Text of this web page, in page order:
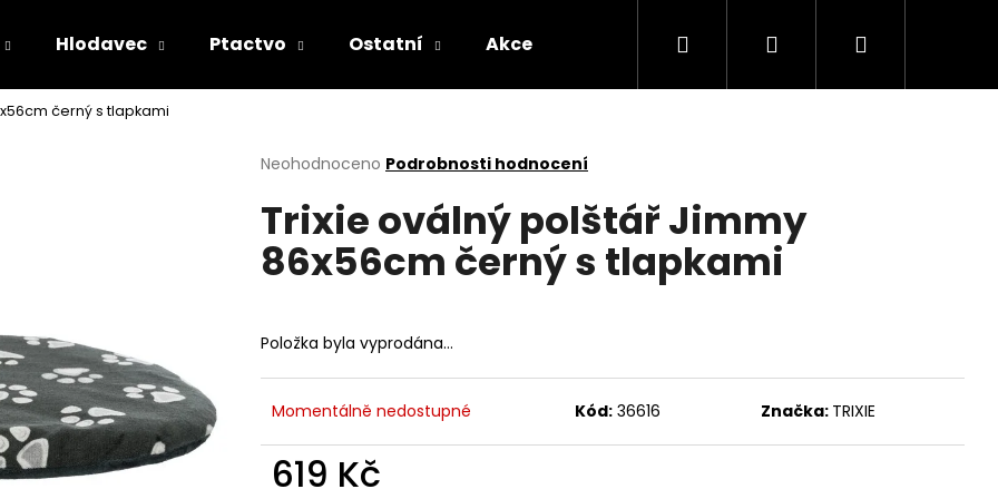
Hlodavec Ptactvo Ostatní Akce Kontakty
Hledat PřihlášeníNákupní
černý s tlapkami
Průměrné
produktu
0,0
z
Neohodnoceno Podrobnosti hodnocení
Trixie oválný polštář Jimmy
86x56cm černý s tlapkami
Položka byla vyprodána…
Momentálně nedostupné Kód: 36616 Značka: TRIXIE
619 Kč
Co potřebujete najít?
HLEDAT